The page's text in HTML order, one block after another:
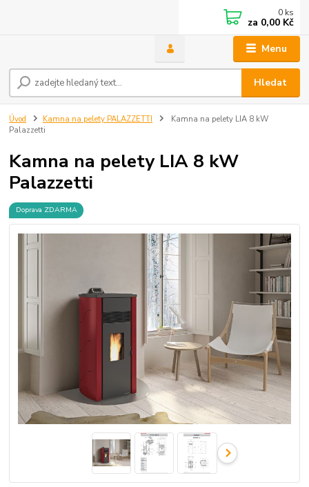
Menu
Hledat
0 ks
za 0,00 Kč
Úvod Kamna na pelety PALAZZETTI
Kamna na pelety LIA 8 kW
Palazzetti
Kamna na pelety LIA 8 kW
Palazzetti
Doprava ZDARMA